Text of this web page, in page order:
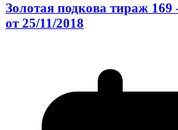
Золотая подкова тираж
от 25/11/2018